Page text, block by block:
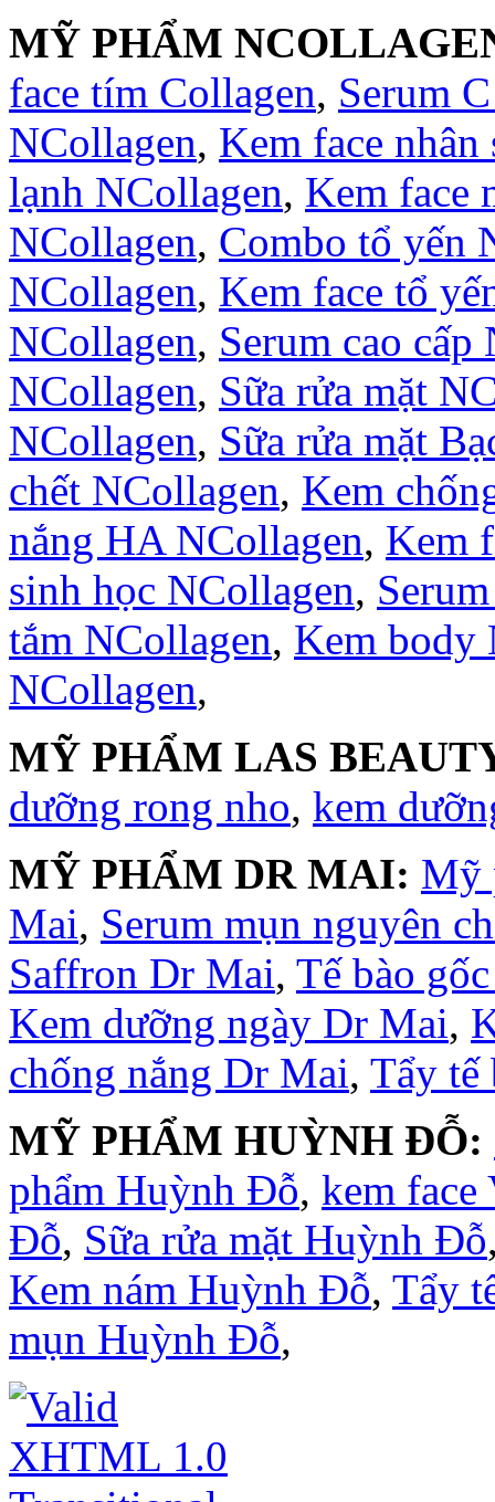
MỸ PHẨM
face tím Collagen, Serum
NCollagen, Kem face
lạnh NCollagen, Kem face
NCollagen, Combo tổ yến
NCollagen, Kem face tổ
NCollagen, Serum cao cấp
NCollagen, Sữa rửa mặt
NCollagen, Sữa rửa mặt
chết NCollagen, Kem
nắng HA NCollagen, Kem
sinh học NCollagen,
tắm NCollagen, Kem body
NCollagen,
MỸ PHẨM LAS
dưỡng rong nho, kem
MỸ PHẨM DR MAI: Mỹ
Mai, Serum mụn nguyên
Saffron Dr Mai, Tế bào
Kem dưỡng ngày Dr Mai,
chống nắng Dr Mai, Tẩy tế
MỸ PHẨM HUỲNH ĐỖ:
phẩm Huỳnh Đỗ, kem
Đỗ, Sữa rửa mặt Huỳnh Đỗ
Kem nám Huỳnh Đỗ, Tẩy
mụn Huỳnh Đỗ,